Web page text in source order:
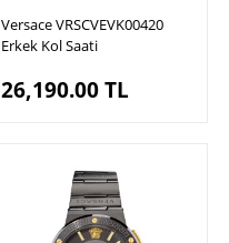
Versace VRSCVEVK00420
Erkek Kol Saati
26,190.00TL